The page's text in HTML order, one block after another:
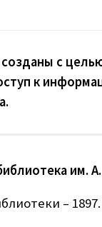
с
к
им.
– 1897.